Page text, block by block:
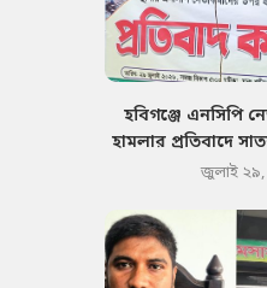
হবিগঞ্জে এনসিপি
হামলার প্রতিবাদে
জুলাই